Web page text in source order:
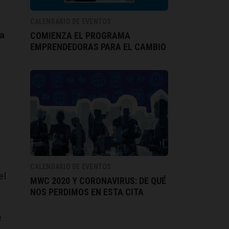
COMIENZA EL PROGRAMA
EMPRENDEDORAS PARA EL CAMBIO
MWC 2020 Y CORONAVIRUS: DE QUÉ
NOS PERDIMOS EN ESTA CITA